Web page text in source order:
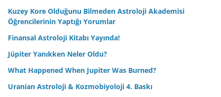
Kuzey Kore Olduğunu Bilmeden Astroloji Akademisi
Öğrencilerinin Yaptığı Yorumlar
Finansal Astroloji Kitabı Yayında!
Jüpiter Yanıkken Neler Oldu?
What Happened When Jupiter Was Burned?
Uranian Astroloji & Kozmobiyoloji 4. Baskı